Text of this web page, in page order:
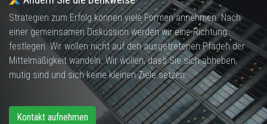
Strategien zum Erfolg können viele Formen annehmen. Nach
einer gemeinsamen Diskussion werden wir eine Richtung
festlegen. Wir wollen nicht auf den ausgetretenen Pfaden der
Mittelmäßigkeit wandeln. Wir wollen, dass Sie sich abheben,
mutig sind und sich keine kleinen Ziele setzen.
Kontakt aufnehmen